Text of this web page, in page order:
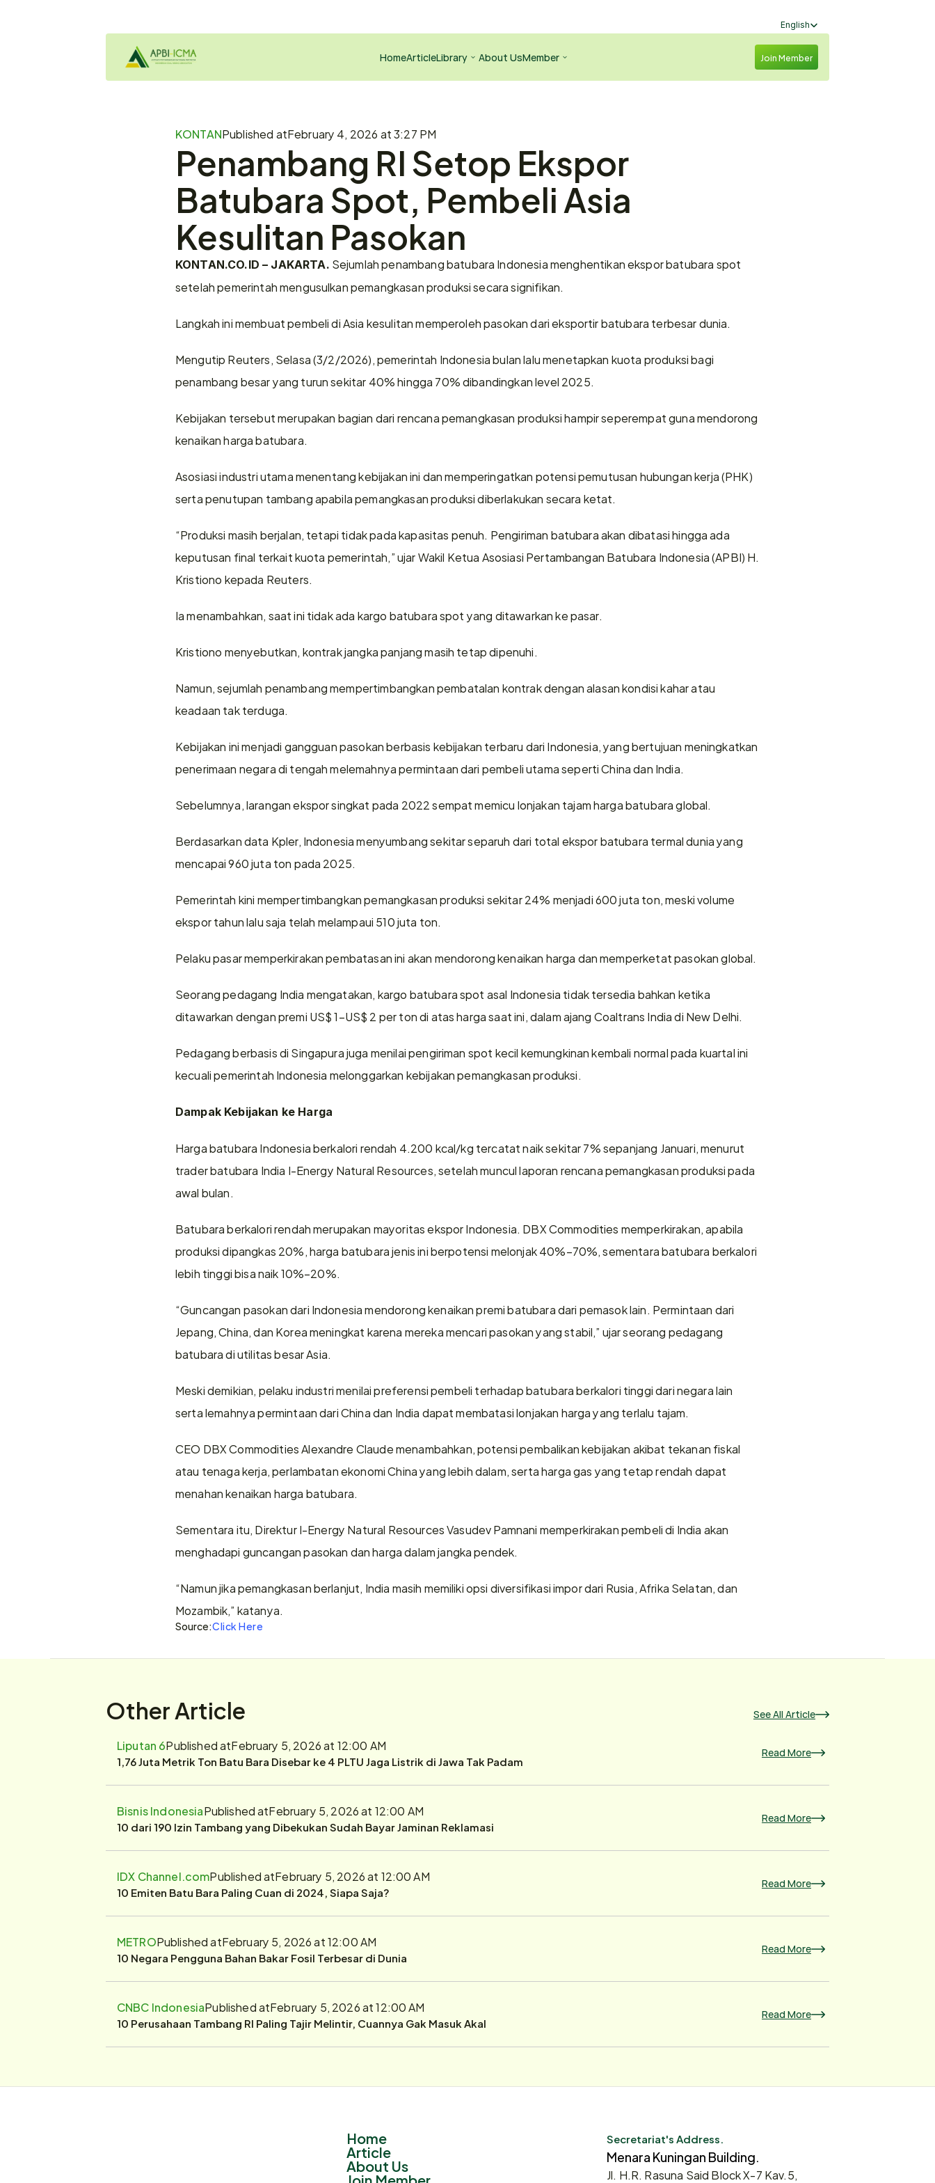
Select Language
English
HomeArticleLibrary About UsMember Join Member
KONTANPublished atFebruary 4, 2026 at 3:27 PM
Penambang RI Setop Ekspor
Batubara Spot, Pembeli Asia
Kesulitan Pasokan
KONTAN.CO.ID – JAKARTA. Sejumlah penambang batubara Indonesia menghentikan ekspor batubara spot
setelah pemerintah mengusulkan pemangkasan produksi secara signifikan.
Langkah ini membuat pembeli di Asia kesulitan memperoleh pasokan dari eksportir batubara terbesar dunia.
Mengutip Reuters, Selasa (3/2/2026), pemerintah Indonesia bulan lalu menetapkan kuota produksi bagi
penambang besar yang turun sekitar 40% hingga 70% dibandingkan level 2025.
Kebijakan tersebut merupakan bagian dari rencana pemangkasan produksi hampir seperempat guna mendorong
kenaikan harga batubara.
Asosiasi industri utama menentang kebijakan ini dan memperingatkan potensi pemutusan hubungan kerja (PHK)
serta penutupan tambang apabila pemangkasan produksi diberlakukan secara ketat.
“Produksi masih berjalan, tetapi tidak pada kapasitas penuh. Pengiriman batubara akan dibatasi hingga ada
keputusan final terkait kuota pemerintah,” ujar Wakil Ketua Asosiasi Pertambangan Batubara Indonesia (APBI) H.
Kristiono kepada Reuters.
Ia menambahkan, saat ini tidak ada kargo batubara spot yang ditawarkan ke pasar.
Kristiono menyebutkan, kontrak jangka panjang masih tetap dipenuhi.
Namun, sejumlah penambang mempertimbangkan pembatalan kontrak dengan alasan kondisi kahar atau
keadaan tak terduga.
Kebijakan ini menjadi gangguan pasokan berbasis kebijakan terbaru dari Indonesia, yang bertujuan meningkatkan
penerimaan negara di tengah melemahnya permintaan dari pembeli utama seperti China dan India.
Sebelumnya, larangan ekspor singkat pada 2022 sempat memicu lonjakan tajam harga batubara global.
Berdasarkan data Kpler, Indonesia menyumbang sekitar separuh dari total ekspor batubara termal dunia yang
mencapai 960 juta ton pada 2025.
Pemerintah kini mempertimbangkan pemangkasan produksi sekitar 24% menjadi 600 juta ton, meski volume
ekspor tahun lalu saja telah melampaui 510 juta ton.
Pelaku pasar memperkirakan pembatasan ini akan mendorong kenaikan harga dan memperketat pasokan global.
Seorang pedagang India mengatakan, kargo batubara spot asal Indonesia tidak tersedia bahkan ketika
ditawarkan dengan premi US$ 1–US$ 2 per ton di atas harga saat ini, dalam ajang Coaltrans India di New Delhi.
Pedagang berbasis di Singapura juga menilai pengiriman spot kecil kemungkinan kembali normal pada kuartal ini
kecuali pemerintah Indonesia melonggarkan kebijakan pemangkasan produksi.
Dampak Kebijakan ke Harga
Harga batubara Indonesia berkalori rendah 4.200 kcal/kg tercatat naik sekitar 7% sepanjang Januari, menurut
trader batubara India I-Energy Natural Resources, setelah muncul laporan rencana pemangkasan produksi pada
awal bulan.
Batubara berkalori rendah merupakan mayoritas ekspor Indonesia. DBX Commodities memperkirakan, apabila
produksi dipangkas 20%, harga batubara jenis ini berpotensi melonjak 40%–70%, sementara batubara berkalori
lebih tinggi bisa naik 10%–20%.
“Guncangan pasokan dari Indonesia mendorong kenaikan premi batubara dari pemasok lain. Permintaan dari
Jepang, China, dan Korea meningkat karena mereka mencari pasokan yang stabil,” ujar seorang pedagang
batubara di utilitas besar Asia.
Meski demikian, pelaku industri menilai preferensi pembeli terhadap batubara berkalori tinggi dari negara lain
serta lemahnya permintaan dari China dan India dapat membatasi lonjakan harga yang terlalu tajam.
CEO DBX Commodities Alexandre Claude menambahkan, potensi pembalikan kebijakan akibat tekanan fiskal
atau tenaga kerja, perlambatan ekonomi China yang lebih dalam, serta harga gas yang tetap rendah dapat
menahan kenaikan harga batubara.
Sementara itu, Direktur I-Energy Natural Resources Vasudev Pamnani memperkirakan pembeli di India akan
menghadapi guncangan pasokan dan harga dalam jangka pendek.
“Namun jika pemangkasan berlanjut, India masih memiliki opsi diversifikasi impor dari Rusia, Afrika Selatan, dan
Mozambik,” katanya.
Source:Click Here
Other Article See All Article
Liputan 6Published atFebruary 5, 2026 at 12:00 AM
1,76 Juta Metrik Ton Batu Bara Disebar ke 4 PLTU Jaga Listrik di Jawa Tak Padam Read More
Bisnis IndonesiaPublished atFebruary 5, 2026 at 12:00 AM
10 dari 190 Izin Tambang yang Dibekukan Sudah Bayar Jaminan Reklamasi Read More
IDX Channel.comPublished atFebruary 5, 2026 at 12:00 AM
10 Emiten Batu Bara Paling Cuan di 2024, Siapa Saja? Read More
METROPublished atFebruary 5, 2026 at 12:00 AM
10 Negara Pengguna Bahan Bakar Fosil Terbesar di Dunia Read More
CNBC IndonesiaPublished atFebruary 5, 2026 at 12:00 AM
10 Perusahaan Tambang RI Paling Tajir Melintir, Cuannya Gak Masuk Akal Read More
Home
Article
About Us
Secretariat's Address.
Menara Kuningan Building.
Jl. H.R. Rasuna Said Block X-7 Kav.5,